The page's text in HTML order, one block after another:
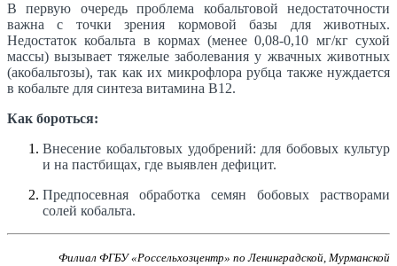
В первую очередь проблема кобальтовой недостаточности
важна с точки зрения кормовой базы для животных.
Недостаток кобальта в кормах (менее 0,08-0,10 мг/кг сухой
массы) вызывает тяжелые заболевания у жвачных животных
(акобальтозы), так как их микрофлора рубца также нуждается
в кобальте для синтеза витамина В12.
Как бороться:
Внесение кобальтовых удобрений: для бобовых культур
и на пастбищах, где выявлен дефицит.
Предпосевная обработка семян бобовых растворами
солей кобальта.
Филиал ФГБУ «Россельхозцентр» по Ленинградской, Мурманской